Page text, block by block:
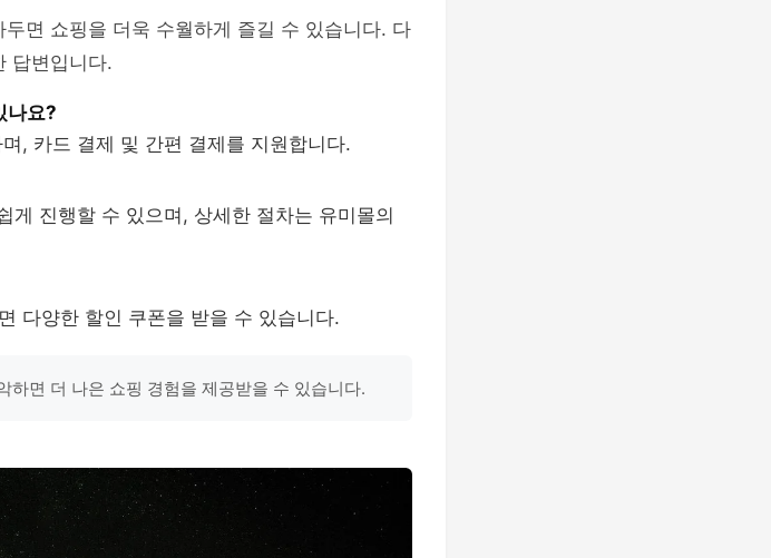
면 쇼핑을 더욱 수월하게 즐길 수 있습니다. 다
답변입니다.
나요?
, 카드 결제 및 간편 결제를 지원합니다.
게 진행할 수 있으며, 상세한 절차는 유미몰의
다양한 할인 쿠폰을 받을 수 있습니다.
하면 더 나은 쇼핑 경험을 제공받을 수 있습니다.